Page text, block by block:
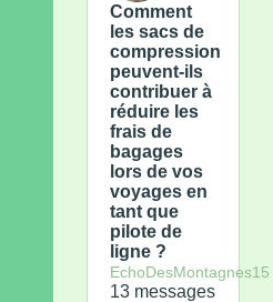
Comment
les sacs de
compression
peuvent-ils
contribuer à
réduire les
frais de
bagages
lors de vos
voyages en
tant que
pilote de
ligne ?
EchoDesMontagnes15
13 messages